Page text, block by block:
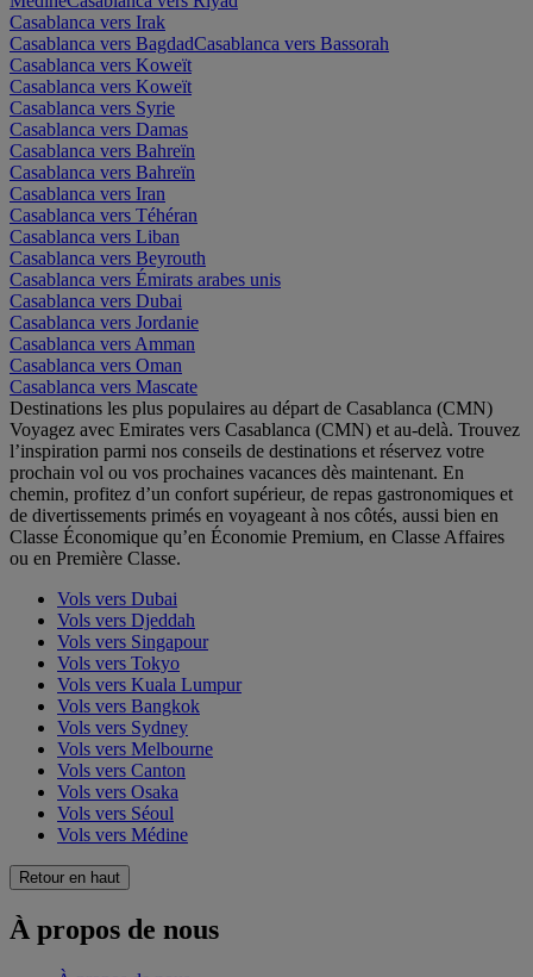
Casablanca vers Irak
Casablanca vers BagdadCasablanca vers Bassorah
Casablanca vers Koweït
Casablanca vers Koweït
Casablanca vers Syrie
Casablanca vers Damas
Casablanca vers Bahreïn
Casablanca vers Bahreïn
Casablanca vers Iran
Casablanca vers Téhéran
Casablanca vers Liban
Casablanca vers Beyrouth
Casablanca vers Émirats arabes unis
Casablanca vers Dubai
Casablanca vers Jordanie
Casablanca vers Amman
Casablanca vers Oman
Casablanca vers Mascate
Destinations les plus populaires au départ de Casablanca (CMN)
Voyagez avec Emirates vers Casablanca (CMN) et au-delà. Trouvez
l’inspiration parmi nos conseils de destinations et réservez votre
prochain vol ou vos prochaines vacances dès maintenant. En
chemin, profitez d’un confort supérieur, de repas gastronomiques et
de divertissements primés en voyageant à nos côtés, aussi bien en
Classe Économique qu’en Économie Premium, en Classe Affaires
ou en Première Classe.
Vols vers Dubai
Vols vers Djeddah
Vols vers Singapour
Vols vers Tokyo
Vols vers Kuala Lumpur
Vols vers Bangkok
Vols vers Sydney
Vols vers Melbourne
Vols vers Canton
Vols vers Osaka
Vols vers Séoul
Vols vers Médine
Retour en haut
À propos de nous